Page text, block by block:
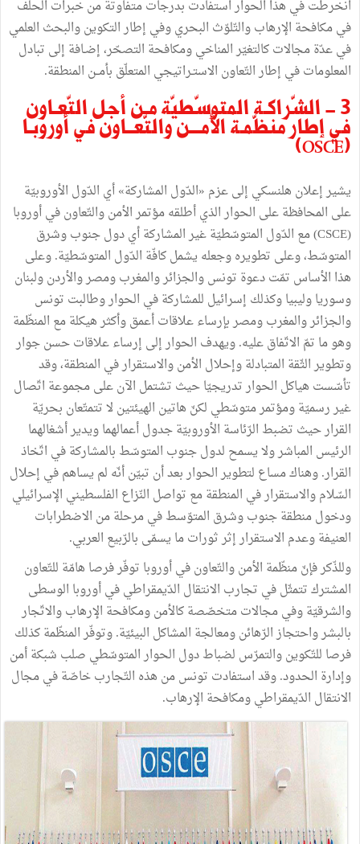
انخرطت في هذا الحوار استفادت بدرجات متفاوتة من خبرات الحلف
في مكافحة الإرهاب والتّلوّث البحري وفي إطار التكوين والبحث العلمي
في عدّة مجالات كالتغيّر المناخي ومكافحة التصحّر، إضـافة إلى تبادل
المعلومات في إطار التّعاون الاستـراتيجي المتعلّق بأمــن المنطقة.
3 - الشّراكـة المتوسّطيّة مـن أجل التّعـاون
في إطار منظّمـة الأمـــن والتّعــاون في أوروبـا
(OSCE)
يشير إعلان هلنسكي إلى عزم «الدّول المشاركة» أي الدّول الأوروبيّة
على المحافظة على الحوار الذي أطلقه مؤتمر الأمن والتّعاون في أوروبا
(CSCE) مع الدّول المتوسّطيّة غير المشاركة أي دول جنوب وشرق
المتوسّط، وعلى تطويره وجعله يشمل كافّة الدّول المتوسّطيّة. وعلى
هذا الأساس تمّت دعوة تونس والجزائر والمغرب ومصر والأردن ولبنان
وسوريا وليبيا وكذلك إسرائيل للمشاركة في الحوار وطالبت تونس
والجزائر والمغرب ومصر بإرساء علاقات أعمق وأكثر هيكلة مع المنظّمة
وهو ما تمّ الاتّفاق عليه. ويهدف الحوار إلى إرساء علاقات حسن جوار
وتطوير الثّقة المتبادلة وإحلال الأمن والاستقرار في المنطقة، وقد
تأسّست هياكل الحوار تدريجيّا حيث تشتمل الآن على مجموعة اتّصال
غير رسميّة ومؤتمر متوسّطي لكنّ هاتين الهيئتين لا تتمتّعان بحريّة
القرار حيث تضبط الرّئاسة الأوروبيّة جدول أعمالهما ويدير أشغالهما
الرئيس المباشر ولا يسمح لدول جنوب المتوسّط بالمشاركة في اتّخاذ
القرار. وهناك مساع لتطوير الحوار بعد أن تبيّن أنّه لم يساهم في إحلال
السّلام والاستقرار في المنطقة مع تواصل النّزاع الفلسطيني الإسرائيلي
ودخول منطقة جنوب وشرق المتوّسط في مرحلة من الاضطرابات
العنيفة وعدم الاستقرار إثر ثورات ما يسمّى بالرّبيع العربي.
وللذّكر فإنّ منظّمة الأمن والتّعاون في أوروبا توفّر فرصا هامّة للتّعاون
المشترك تتمثّل في تجارب الانتقال الدّيمقراطي في أوروبا الوسطى
والشرقيّة وفي مجالات متخصّصة كالأمن ومكافحة الإرهاب والاتّجار
بالبشر واحتجاز الرّهائن ومعالجة المشاكل البيئيّة. وتوفّر المنظّمة كذلك
فرصا للتّكوين والتمرّس لضباط دول الحوار المتوسّطي صلب شبكة أمن
وإدارة الحدود. وقد استفادت تونس من هذه التّجارب خاصّة في مجال
الانتقال الدّيمقراطي ومكافحة الإرهاب.